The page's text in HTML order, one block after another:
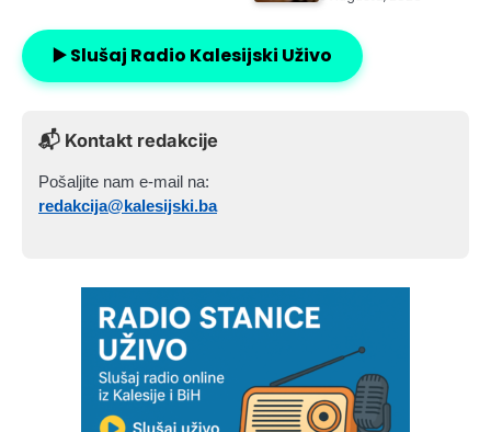
▶️ Slušaj Radio Kalesijski Uživo
📬 Kontakt redakcije
Pošaljite nam e-mail na:
redakcija@kalesijski.ba